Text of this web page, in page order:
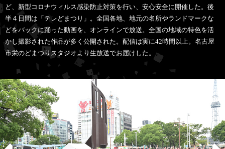
ど、新型コロナウィルス感染防止対策を行い、安心安全に開催した。後
半４日間は「テレどまつり」。全国各地、地元の名所やランドマークな
どをバックに踊った動画を、オンラインで放送。全国の地域の特色を活
かし撮影された作品が多く公開された。配信は実に42時間以上。名古屋
市栄のどまつりスタジオより生放送でお届けした。